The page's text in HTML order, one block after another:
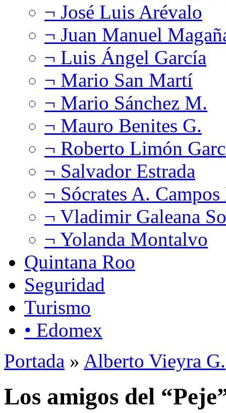
¬ José Luis Arévalo
¬ Juan Manuel
¬ Luis Ángel García
¬ Mario San Martí
¬ Mario Sánchez M.
¬ Mauro Benites G.
¬ Roberto Limón
¬ Salvador Estrada
¬ Sócrates A.
¬ Vladimir Galeana
¬ Yolanda Montalvo
Quintana Roo
Seguridad
Turismo
• Edomex
Portada » Alberto Vieyra G.
Los amigos del